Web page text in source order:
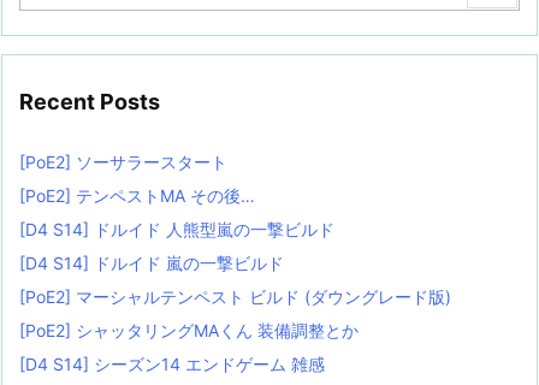
Recent Posts
[PoE2] ソーサラースタート
[PoE2] テンペストMA その後…
[D4 S14] ドルイド 人熊型嵐の一撃ビルド
[D4 S14] ドルイド 嵐の一撃ビルド
[PoE2] マーシャルテンペスト ビルド (ダウングレード版)
[PoE2] シャッタリングMAくん 装備調整とか
[D4 S14] シーズン14 エンドゲーム 雑感